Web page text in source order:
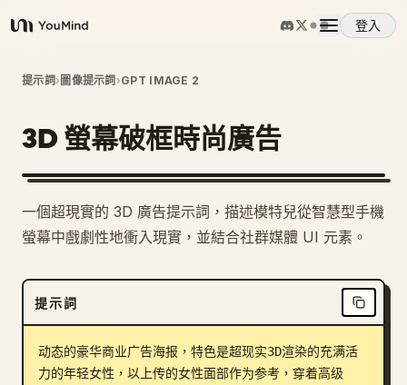
YouMind
登入
概覽
使用案例
定價
下載
提示詞› 圖像提示詞 ›GPT IMAGE 2
3D 螢幕破框時尚廣告
一個超現實的 3D 廣告提示詞，描述模特兒從智慧型手機
螢幕中戲劇性地衝入現實，並結合社群媒體 UI 元素。
提示詞
动态的豪华商业广告海报，特色是超现实3D渲染的充满活
力的年轻女性，以上传的女性面部作为参考，穿着高级